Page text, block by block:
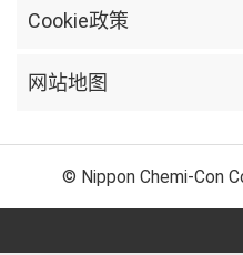
Cookie政策
网站地图
© Nippon Chemi-Con